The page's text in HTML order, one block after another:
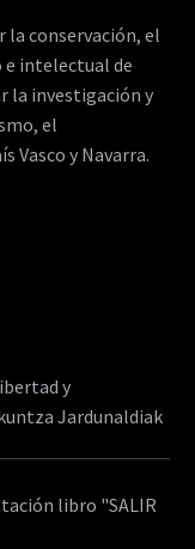
la conservación, el
intelectual de
la investigación y
el
Vasco y Navarra.
y
Jardunaldiak
libro "SALIR